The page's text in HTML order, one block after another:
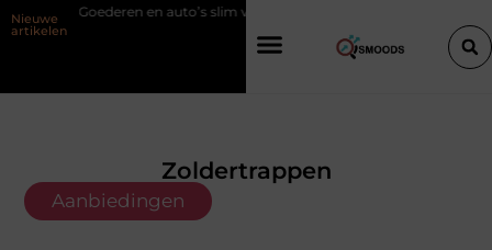
Nieuwe
artikelen
auto’s slim verplaatsen met twee liften naast elkaar
Zoldertrappen
Aanbiedingen